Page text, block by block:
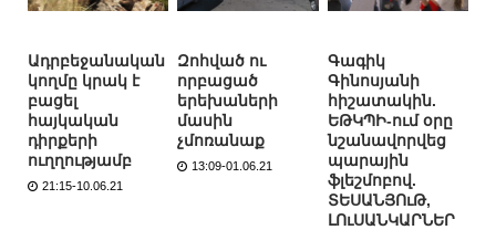
Ադրբեջանական
կողմը կրակ է
բացել
հայկական
դիրքերի
ուղղությամբ
21:15-10.06.21
Զոհված ու
որբացած
երեխաների
մասին
չմոռանաք
13:09-01.06.21
Գագիկ
Գինոսյանի
հիշատակին.
ԵԹԿՊԻ-ում օրը
նշանավորվեց
պարային
ֆլեշմոբով.
ՏԵՍԱՆՅՈւԹ,
ԼՈւՍԱՆԿԱՐՆԵՐ